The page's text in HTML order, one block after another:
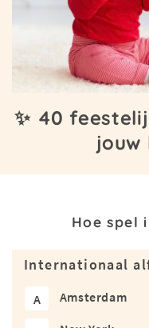
✨ 40
jouw
Hoe spel
Internationaal
A Amsterdam